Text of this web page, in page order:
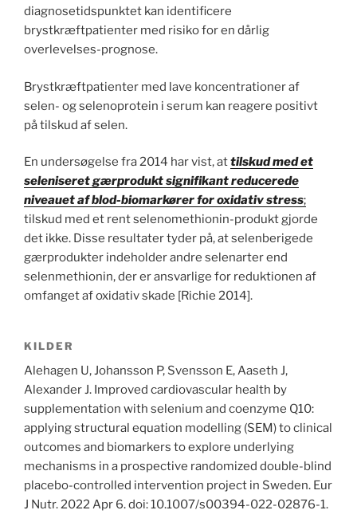
diagnosetidspunktet kan identificere
brystkræftpatienter med risiko for en dårlig
overlevelses-prognose.
Brystkræftpatienter med lave koncentrationer af
selen- og selenoprotein i serum kan reagere positivt
på tilskud af selen.
En undersøgelse fra 2014 har vist, attilskud med et
seleniseret gærprodukt signifikant reducerede
niveauet af blod-biomarkører for oxidativ stress;
tilskud med et rent selenomethionin-produkt gjorde
det ikke. Disse resultater tyder på, at selenberigede
gærprodukter indeholder andre selenarter end
selenmethionin, der er ansvarlige for reduktionen af
omfanget af oxidativ skade [Richie 2014].
KILDER
Alehagen U, Johansson P, Svensson E, Aaseth J,
Alexander J. Improved cardiovascular health by
supplementation with selenium and coenzyme Q10:
applying structural equation modelling (SEM) to clinical
outcomes and biomarkers to explore underlying
mechanisms in a prospective randomized double-blind
placebo-controlled intervention project in Sweden. Eur
J Nutr. 2022 Apr 6. doi: 10.1007/s00394-022-02876-1.